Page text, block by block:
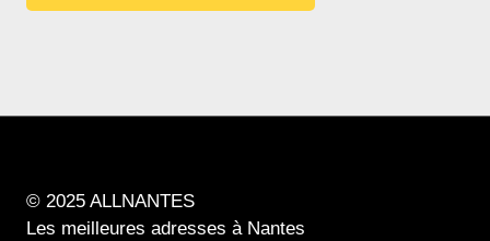
© 2025 ALLNANTES
Les meilleures adresses à Nantes